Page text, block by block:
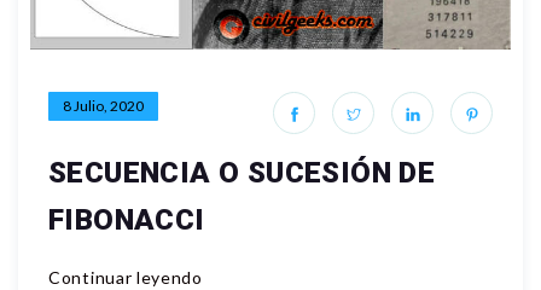
8 Julio, 2020
SECUENCIA O SUCESIÓN DE
FIBONACCI
Continuar leyendo